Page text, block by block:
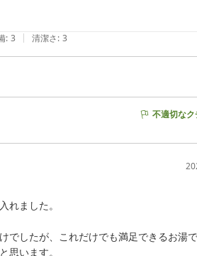
: 3 | 清潔さ: 3
不適切な
れました。
したが、これだけでも満足できるお湯で
思います。